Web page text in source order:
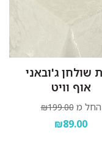
שולחן ג'ובאני
אוף וויט
החל מ ₪199.00
₪89.00